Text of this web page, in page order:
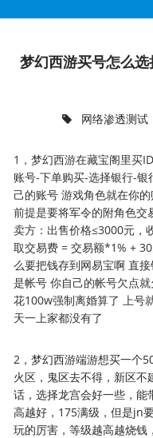
梦幻西游买号怎么
网络渗透测试
1，梦幻西游在藏宝阁里买
账号-下单购买-选择银行-
己的账号 游戏角色就在你
前提是要将军令的附角色
卖方：出售价格≤3000元，
取交易费 = 交易额*1% +
么要把钱存到网易宝啊 直
是帐号 你自己的帐号欠点
花100w强制离婚算了 上号
天一上家都没有了
2，梦幻西游端游想买一个
火区，鬼区去不得，新区
话，选择龙宫会好一些，能
高越好，175满级，但是jn
玩的厉害，等级越高越烧